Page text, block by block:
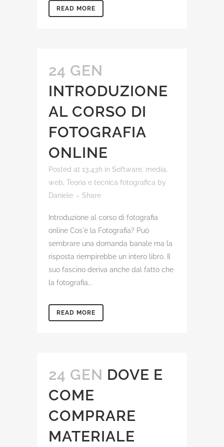
READ MORE
24 GEN
INTRODUZIONE
AL CORSO DI
FOTOGRAFIA
ONLINE
Posted at 13:43h in Software, media,
web, Teoria e tecnica fotografica by
Daniele
Share
Introduzione al corso di fotografia
online Cos'è la Fotografia? Può
sembrare una domanda banale ma la
risposta riempirebbe un intero libro. Il
suo fascino deriva anche dal fatto che
la fotografia...
READ MORE
24 GEN DOVE E
COME
COMPRARE
MATERIALE